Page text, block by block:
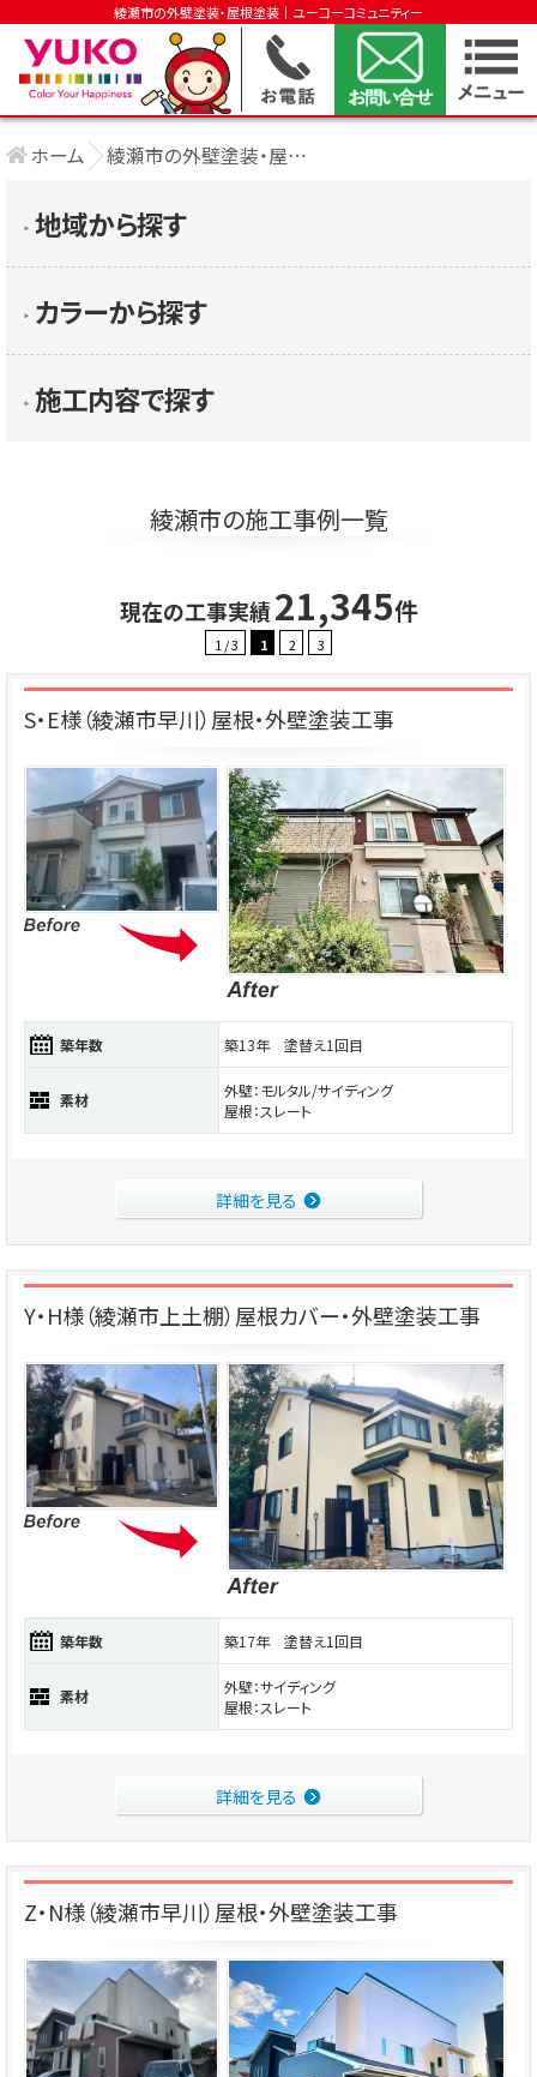
綾瀬市の外壁塗装・屋根塗装｜ユーコーコミュニティー
ホーム 綾瀬市の外壁塗装・屋根塗装
▶︎ 施工内容で探す
▶︎ カラーから探す
▶︎ 地域から探す
綾瀬市の施工事例一覧
現在の工事実績21,345件
1 / 3 1 2 3
S・E様（綾瀬市早川）屋根・外壁塗装工事
築年数 築13年 塗替え1回目
素材
外壁：モルタル/サイディング
屋根：スレート
詳細を見る
Y・H様（綾瀬市上土棚）屋根カバー・外壁塗装工事
築年数 築17年 塗替え1回目
素材
外壁：サイディング
屋根：スレート
詳細を見る
Z・N様（綾瀬市早川）屋根・外壁塗装工事